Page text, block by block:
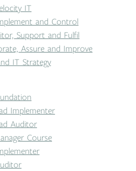
IT
and Control
Support and Fulfil
Assure and Improve
IT Strategy
Implementer
Auditor
Course